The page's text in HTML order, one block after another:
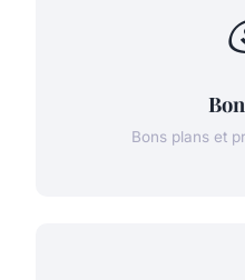
Bons plans et